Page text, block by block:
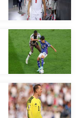
في المونديال
رياضة نسائية
آسيا
أمريكا
ركن الألعاب